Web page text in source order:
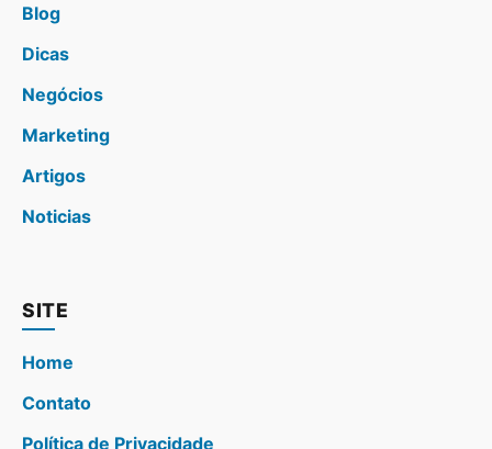
Blog
Dicas
Negócios
Marketing
Artigos
Noticias
SITE
Home
Contato
Política de Privacidade